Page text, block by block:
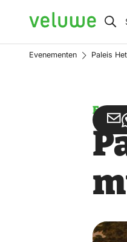
Veluwe
Evenementen Paleis
Event
via